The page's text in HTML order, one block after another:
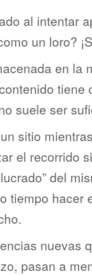
al intentar
un loro?
en la
tiene
suele ser
sitio
el recorrido
del
tiempo hacer
nuevas
pasan a